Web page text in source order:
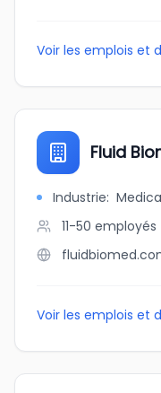
Voir les emplois et
Fluid
Industrie:
11-50 employés
Voir les emplois et